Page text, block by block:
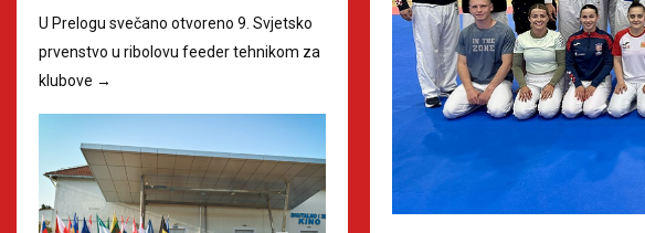
U Prelogu svečano otvoreno 9. Svjetsko
prvenstvo u ribolovu feeder tehnikom za
klubove →